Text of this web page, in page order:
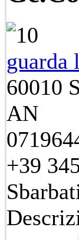
guarda
60010
AN
+39